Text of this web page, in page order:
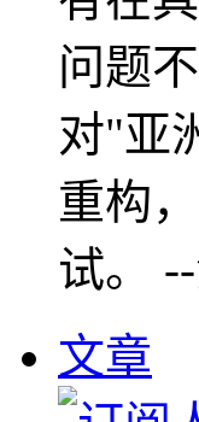
问题
对"亚
重构
试。
文章